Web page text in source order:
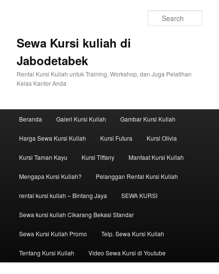
Sewa Kursi kuliah di
Jabodetabek
Rental Kursi Kuliah untuk Training, Workshop, dan Juga Pelatihan
Kelas Kantor Anda
Skip to primary content
Skip to secondary content
Beranda Galeri Kursi Kuliah Gambar Kursi Kuliah
Harga Sewa Kursi Kuliah Kursi Futura Kursi Olivia
Kursi Taman Kayu Kursi Tiffany Manfaat Kursi Kuliah
Mengapa Kursi Kuliah? Pelanggan Rental Kursi Kuliah
rental kursi kuliah – Bintang Jaya SEWA KURSI
Sewa kursi kuliah Cikarang Bekasi Standar
Sewa Kursi Kuliah Promo Telp. Sewa Kursi Kuliah
Tentang Kursi Kuliah Video Sewa Kursi di Youtube